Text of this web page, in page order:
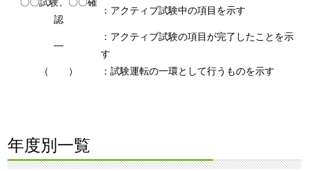
認
：アクティブ試験中の項目を示す
―
：アクティブ試験の項目が完了したことを示
す
（ ）
：試験運転の一環として行うものを示す
年度別一覧